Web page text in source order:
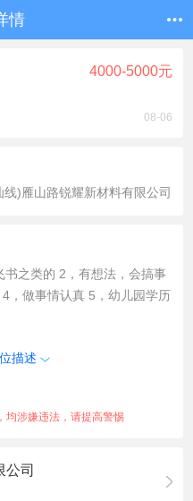
情
4000-5000元
08-06
)雁山路锐耀新材料有限公司
书之类的 2，有想法，会搞事
，做事情认真 5，幼儿园学历
描述
均涉嫌违法，请提高警惕
公司